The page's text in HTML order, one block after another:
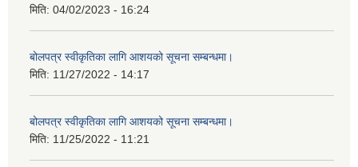
मिति: 04/02/2023 - 16:24
बोलपत्र स्वीकृतिका लागि आशयको सूचना सम्बन्धमा।
मिति: 11/27/2022 - 14:17
बोलपत्र स्वीकृतिका लागि आशयको सूचना सम्बन्धमा।
मिति: 11/25/2022 - 11:21